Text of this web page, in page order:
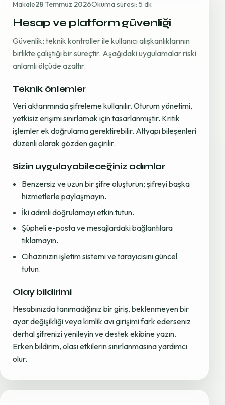
Makale28 Temmuz 2026Okuma süresi: 5 dk
Hesap ve platform güvenliği
Güvenlik; teknik kontroller ile kullanıcı alışkanlıklarının
birlikte çalıştığı bir süreçtir. Aşağıdaki uygulamalar riski
anlamlı ölçüde azaltır.
Teknik önlemler
Veri aktarımında şifreleme kullanılır. Oturum yönetimi,
yetkisiz erişimi sınırlamak için tasarlanmıştır. Kritik
işlemler ek doğrulama gerektirebilir. Altyapı bileşenleri
düzenli olarak gözden geçirilir.
Sizin uygulayabileceğiniz adımlar
Benzersiz ve uzun bir şifre oluşturun; şifreyi başka
hizmetlerle paylaşmayın.
İki adımlı doğrulamayı etkin tutun.
Şüpheli e-posta ve mesajlardaki bağlantılara
tıklamayın.
Cihazınızın işletim sistemi ve tarayıcısını güncel
tutun.
Olay bildirimi
Hesabınızda tanımadığınız bir giriş, beklenmeyen bir
ayar değişikliği veya kimlik avı girişimi fark ederseniz
derhal şifrenizi yenileyin ve destek ekibine yazın.
Erken bildirim, olası etkilerin sınırlanmasına yardımcı
olur.